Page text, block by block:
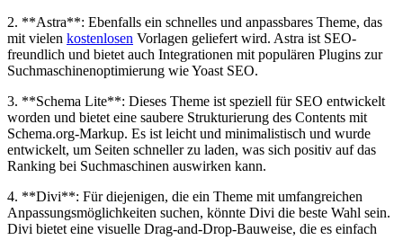
2. **Astra**: Ebenfalls​ ein schnelles ⁢und anpassbares Theme,​ das
mit vielen kostenlosen Vorlagen⁤ geliefert wird. Astra ist‌ SEO-
freundlich und bietet auch Integrationen⁣ mit populären Plugins zur
Suchmaschinenoptimierung wie Yoast SEO.
3. **Schema Lite**:⁢ Dieses Theme ist speziell für SEO entwickelt
worden und ⁤bietet⁤ eine saubere Strukturierung des Contents mit
Schema.org-Markup. Es ist leicht und minimalistisch und ⁣wurde
entwickelt, um Seiten schneller zu laden, was sich positiv auf das
Ranking bei Suchmaschinen auswirken kann.
4.⁢ **Divi**: Für diejenigen, die ein Theme mit umfangreichen
Anpassungsmöglichkeiten suchen, könnte Divi die beste Wahl sein.
Divi bietet eine visuelle⁢ Drag-and-Drop-Bauweise, die ‍es einfach